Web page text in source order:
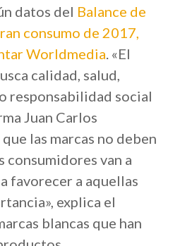
datos del Balance de
consumo de 2017,
Worldmedia. «El
calidad, salud,
responsabilidad social
Juan Carlos
las marcas no deben
consumidores van a
favorecer a aquellas
explica el
blancas que han